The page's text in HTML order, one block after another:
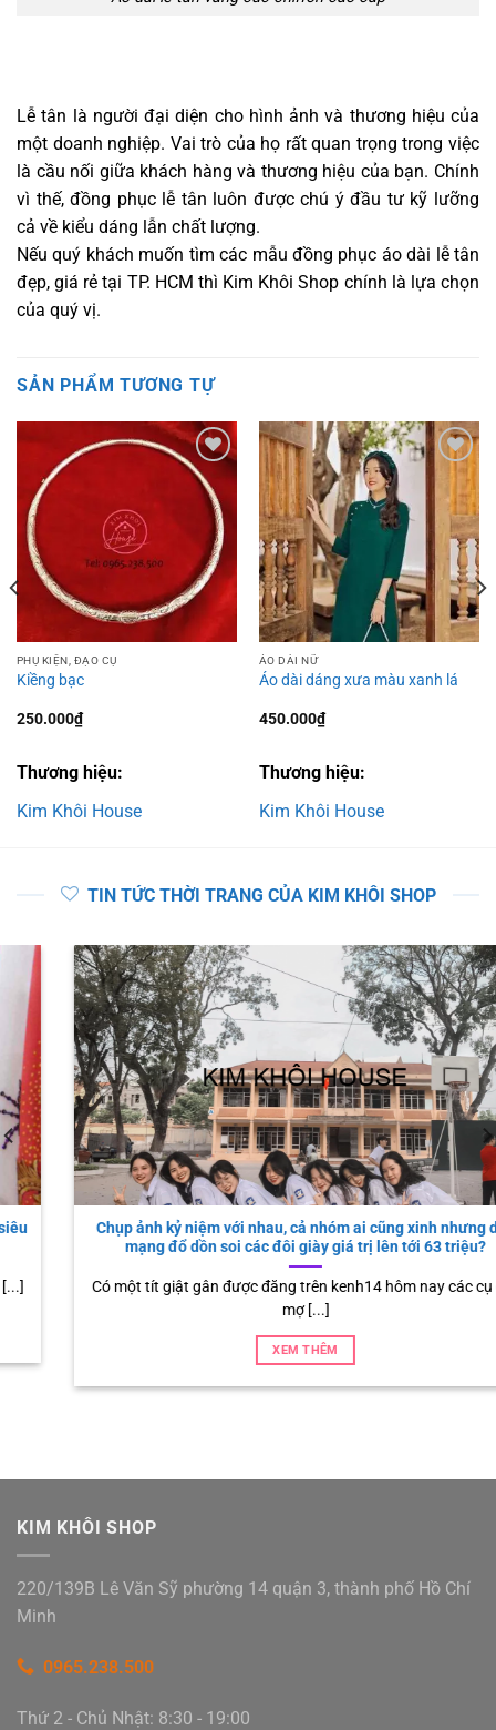
Lễ tân là người đại diện cho hình ảnh và thương hiệu của
một doanh nghiệp. Vai trò của họ rất quan trọng trong việc
là cầu nối giữa khách hàng và thương hiệu của bạn. Chính
vì thế, đồng phục lễ tân luôn được chú ý đầu tư kỹ lưỡng
cả về kiểu dáng lẫn chất lượng.
Nếu quý khách muốn tìm các mẫu đồng phục áo dài lễ tân
đẹp, giá rẻ tại TP. HCM thì Kim Khôi Shop chính là lựa chọn
của quý vị.
SẢN PHẨM TƯƠNG TỰ
Add to
wishlist
PHỤ KIỆN, ĐẠO CỤ
Kiềng bạc
250.000₫
Thương hiệu:
Kim Khôi House
Add to
wishlist
ÁO DÀI NỮ
Áo dài dáng xưa màu xanh lá
450.000₫
Thương hiệu:
Kim Khôi House
TIN TỨC THỜI TRANG CỦA KIM KHÔI SHOP
Chụp ảnh kỷ niệm với nhau, cả nhóm ai cũng xinh nhưng dân
mạng đổ dồn soi các đôi giày giá trị lên tới 63 triệu?
Có một tít giật gân được đăng trên kenh14 hôm nay các cụ các
XEM THÊM
KIM KHÔI SHOP
220/139B Lê Văn Sỹ phường 14 quận 3, thành phố Hồ Chí
Minh
0965.238.500
Thứ 2 - Chủ Nhật: 8:30 - 19:00